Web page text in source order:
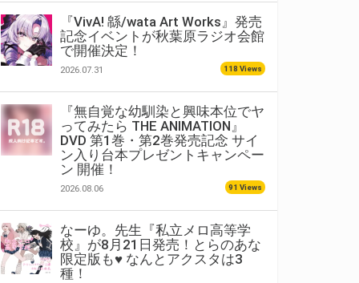
『VivA! 緜/wata Art Works』発売
記念イベントが秋葉原ラジオ会館
で開催決定！
2026.07.31 118 Views
『無自覚な幼馴染と興味本位でヤ
ってみたら THE ANIMATION』
DVD 第1巻・第2巻発売記念 サイ
ン入り台本プレゼントキャンペー
ン 開催！
2026.08.06 91 Views
なーゆ。先生『私立メロ高等学
校』が8月21日発売！とらのあな
限定版も♥ なんとアクスタは3
種！